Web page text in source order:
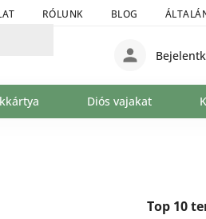
RÓLUNK BLOG
Diós vajakat
Top 10